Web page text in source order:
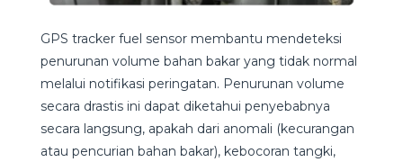
GPS tracker fuel sensor membantu mendeteksi
penurunan volume bahan bakar yang tidak normal
melalui notifikasi peringatan. Penurunan volume
secara drastis ini dapat diketahui penyebabnya
secara langsung, apakah dari anomali (kecurangan
atau pencurian bahan bakar), kebocoran tangki,